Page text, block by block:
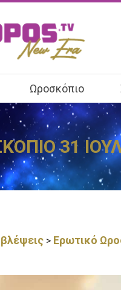
Ωροσκόπιο
31
> Ερωτικό